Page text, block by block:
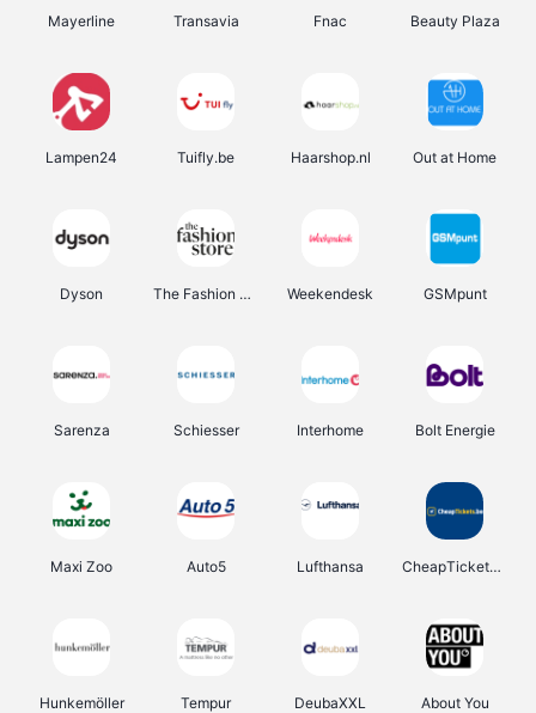
Mayerline Transavia Fnac Beauty Plaza
Lampen24 Tuifly.be Haarshop.nl Out at Home
Dyson The Fashion Store Weekendesk GSMpunt
Sarenza Schiesser Interhome Bolt Energie
Maxi Zoo Auto5 Lufthansa CheapTickets.be
Hunkemöller Tempur DeubaXXL About You